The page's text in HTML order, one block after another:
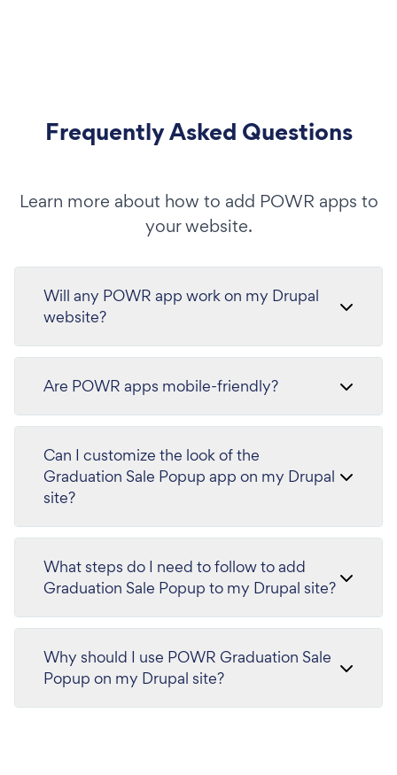
Frequently Asked Questions
Learn more about how to add POWR apps to
your website.
Will any POWR app work on my Drupal
website?
Are POWR apps mobile-friendly?
Can I customize the look of the
Graduation Sale Popup app on my Drupal
site?
What steps do I need to follow to add
Graduation Sale Popup to my Drupal site?
Why should I use POWR Graduation Sale
Popup on my Drupal site?